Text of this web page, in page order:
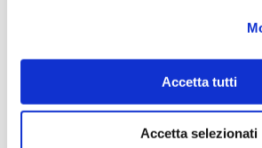
Accetta tutti
Accetta selezionati